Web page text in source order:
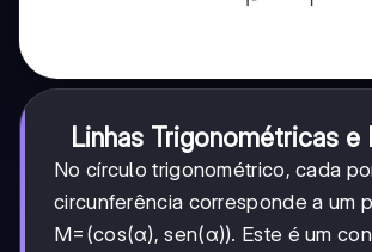
Linhas Trigonométricas e
No círculo trigonométrico, cada
circunferência corresponde a um
M=(cos(α), sen(α)). Este é um